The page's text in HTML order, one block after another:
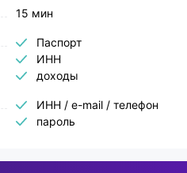
15 мин
Паспорт
ИНН
доходы
ИНН / e-mail / телефон
пароль